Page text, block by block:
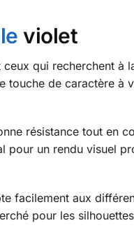
violet
qui recherchent à
touche de caractère à
résistance tout en
pour un rendu visuel
facilement aux
pour les